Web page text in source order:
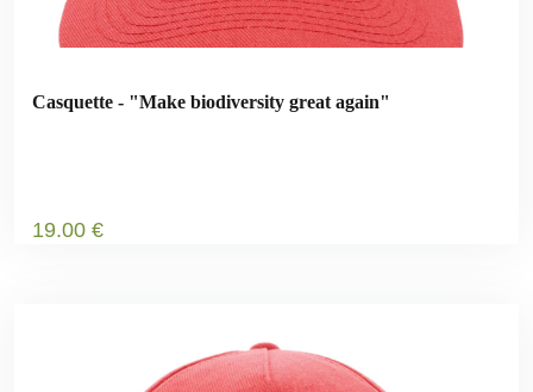
Casquette - "Make biodiversity great again"
19.00 €